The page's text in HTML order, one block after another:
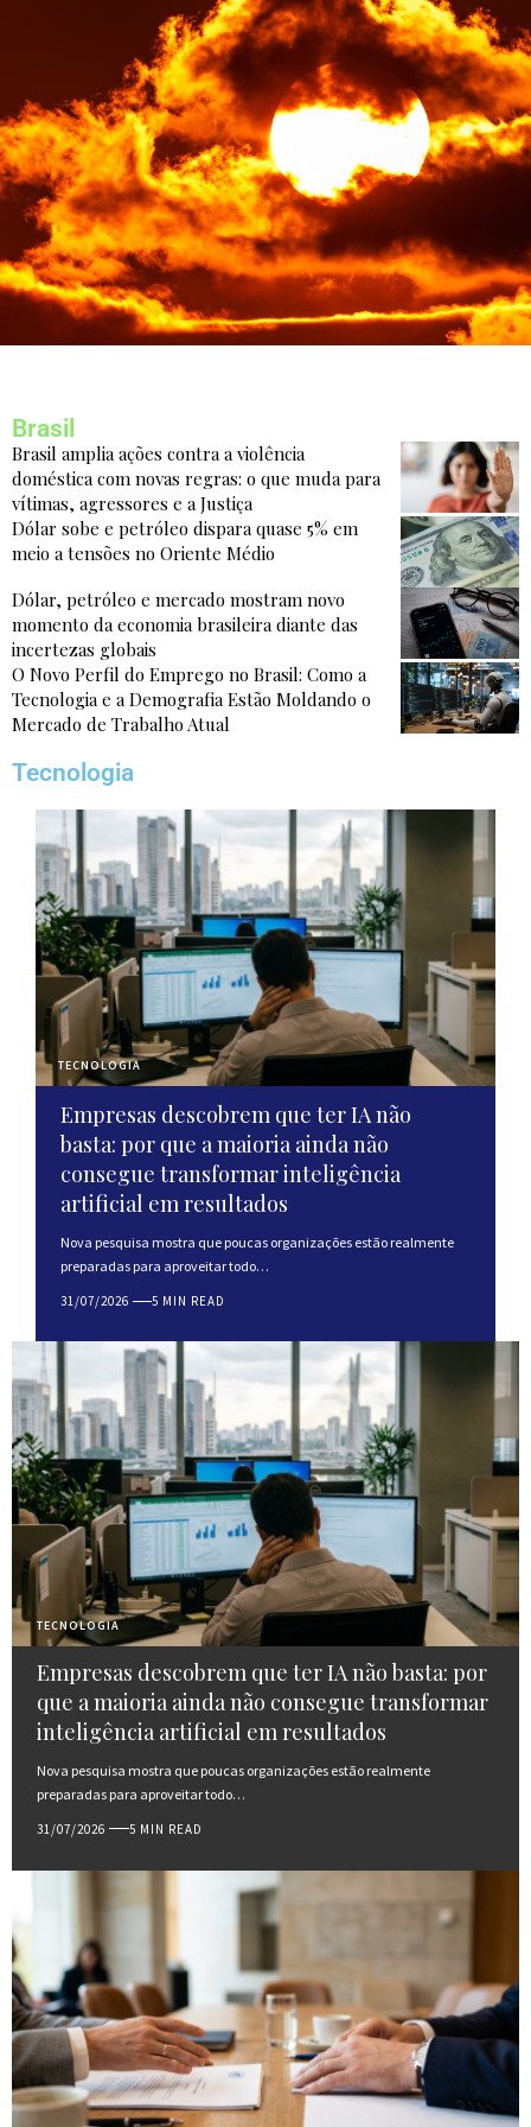
Brasil
Brasil amplia ações contra a violência
doméstica com novas regras: o que muda para
vítimas, agressores e a Justiça
Dólar sobe e petróleo dispara quase 5% em
meio a tensões no Oriente Médio
Dólar, petróleo e mercado mostram novo
momento da economia brasileira diante das
incertezas globais
O Novo Perfil do Emprego no Brasil: Como a
Tecnologia e a Demografia Estão Moldando o
Mercado de Trabalho Atual
Tecnologia
TECNOLOGIA
Empresas descobrem que ter IA não
basta: por que a maioria ainda não
consegue transformar inteligência
artificial em resultados
Nova pesquisa mostra que poucas organizações estão realmente
preparadas para aproveitar todo…
31/07/2026 5 MIN READ
TECNOLOGIA
Empresas descobrem que ter IA não basta: por
que a maioria ainda não consegue transformar
inteligência artificial em resultados
Nova pesquisa mostra que poucas organizações estão realmente
preparadas para aproveitar todo…
31/07/2026 5 MIN READ